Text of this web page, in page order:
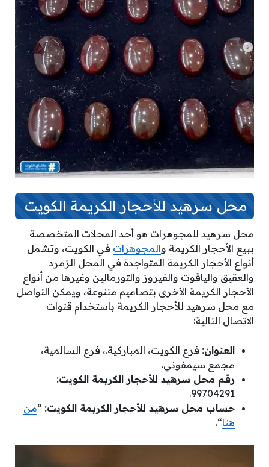
محل سرهيد للأحجار الكريمة الكويت
محل سرهيد للمجوهرات هو أحد المحلات المتخصصة
ببيع الأحجار الكريمة والمجوهرات في الكويت، وتشمل
أنواع الأحجار الكريمة المتواجدة في المحل الزمرد
والعقيق والياقوت والفيروز والتورمالين وغيرها من أنواع
الأحجار الكريمة الأخرى بتصاميم متنوعة، ويمكن التواصل
مع محل سرهيد للأحجار الكريمة باستخدام قنوات
الاتصال التالية:
العنوان: فرع الكويت، المباركية.، فرع السالمية،
مجمع سيمفوني.
رقم محل سرهيد للأحجار الكريمة الكويت:
99704291.
حساب محل سرهيد للأحجار الكريمة الكويت: “من
هنا“.